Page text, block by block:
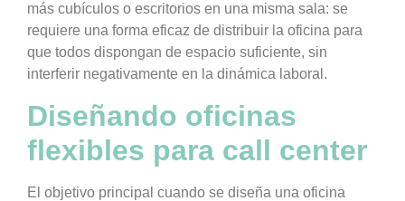
más cubículos o escritorios en una misma sala: se
requiere una forma eficaz de distribuir la oficina para
que todos dispongan de espacio suficiente, sin
interferir negativamente en la dinámica laboral.
Diseñando oficinas
flexibles para call center
El objetivo principal cuando se diseña una oficina